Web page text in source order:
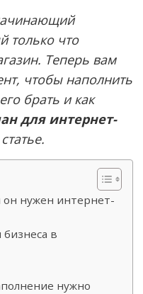
только что
Теперь вам
чтобы наполнить
брать и как
для интернет-
он нужен интернет-
в
нужно